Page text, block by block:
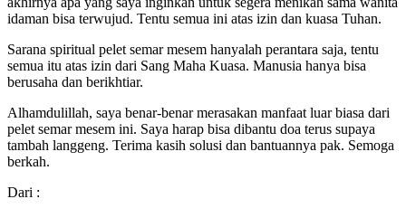
idaman bisa terwujud. Tentu semua ini atas izin dan kuasa Tuhan.
Sarana spiritual pelet semar mesem hanyalah perantara saja, tentu
semua itu atas izin dari Sang Maha Kuasa. Manusia hanya bisa
berusaha dan berikhtiar.
Alhamdulillah, saya benar-benar merasakan manfaat luar biasa dari
pelet semar mesem ini. Saya harap bisa dibantu doa terus supaya
tambah langgeng. Terima kasih solusi dan bantuannya pak. Semoga
berkah.
Dari :